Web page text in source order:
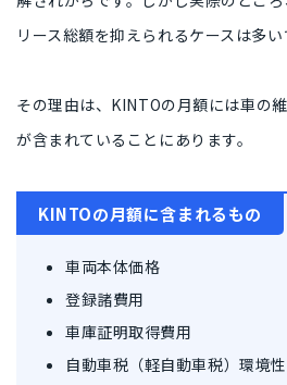
リース総額を抑えられるケース は多い
その理由は、KINTOの月額には車の
が含まれていること にあります。
KINTOの月額に含まれるもの
車両本体価格
登録諸費用
車庫証明取得費用
自動車税（軽自動車税）環境